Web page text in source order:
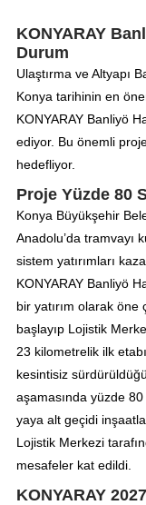
KONYARAY
Durum
Ulaştırma ve Altyapı
Konya tarihinin en
KONYARAY Banliyö
ediyor. Bu önemli
hedefliyor.
Proje Yüzde 80
Konya Büyükşehir
Anadolu’da tramvayı
sistem yatırımları
KONYARAY Banliyö
bir yatırım olarak öne
başlayıp Lojistik
23 kilometrelik ilk
kesintisiz
aşamasında yüzde
yaya alt geçidi
Lojistik Merkezi
mesafeler kat edildi.
KONYARAY